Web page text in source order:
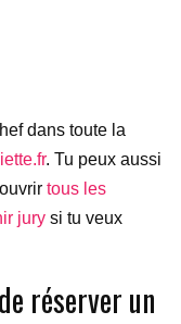
dans toute la
. Tu peux aussi
tous les
jury si tu veux
réserver un